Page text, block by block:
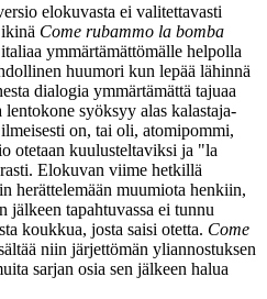
elokuvasta ei valitettavasti
Come rubammo la bomba
ymmärtämättömälle helpolla
huumori kun lepää lähinnä
dialogia ymmärtämättä tajuaa
lentokone syöksyy alas kalastaja-
on, tai oli, atomipommi,
otetaan kuulusteltaviksi ja "la
Elokuvan viime hetkillä
herättelemään muumiota henkiin,
jälkeen tapahtuvassa ei tunnu
koukkua, josta saisi otetta. Come
niin järjettömän yliannostuksen
sarjan osia sen jälkeen halua